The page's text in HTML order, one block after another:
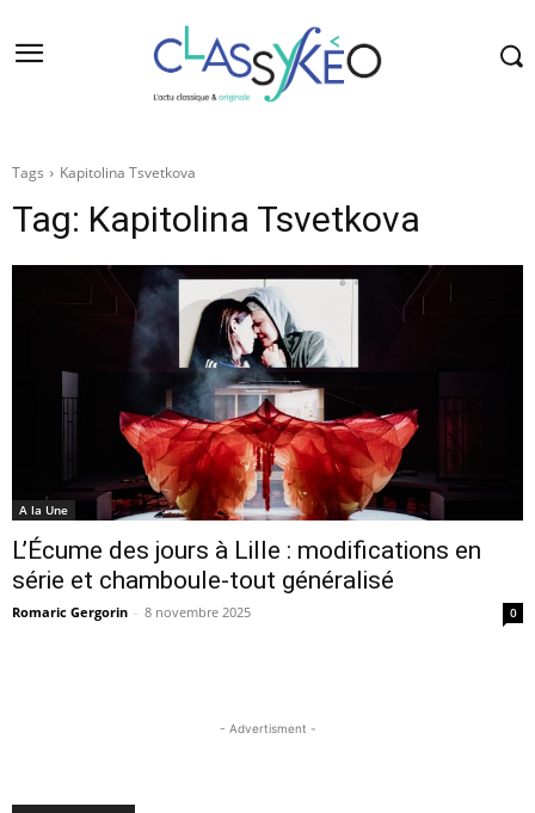
Tags Kapitolina Tsvetkova
Tag: Kapitolina Tsvetkova
A la Une
L’Écume des jours à Lille : modifications en
série et chamboule-tout généralisé
Romaric Gergorin - 8 novembre 2025 0
- Advertisment -